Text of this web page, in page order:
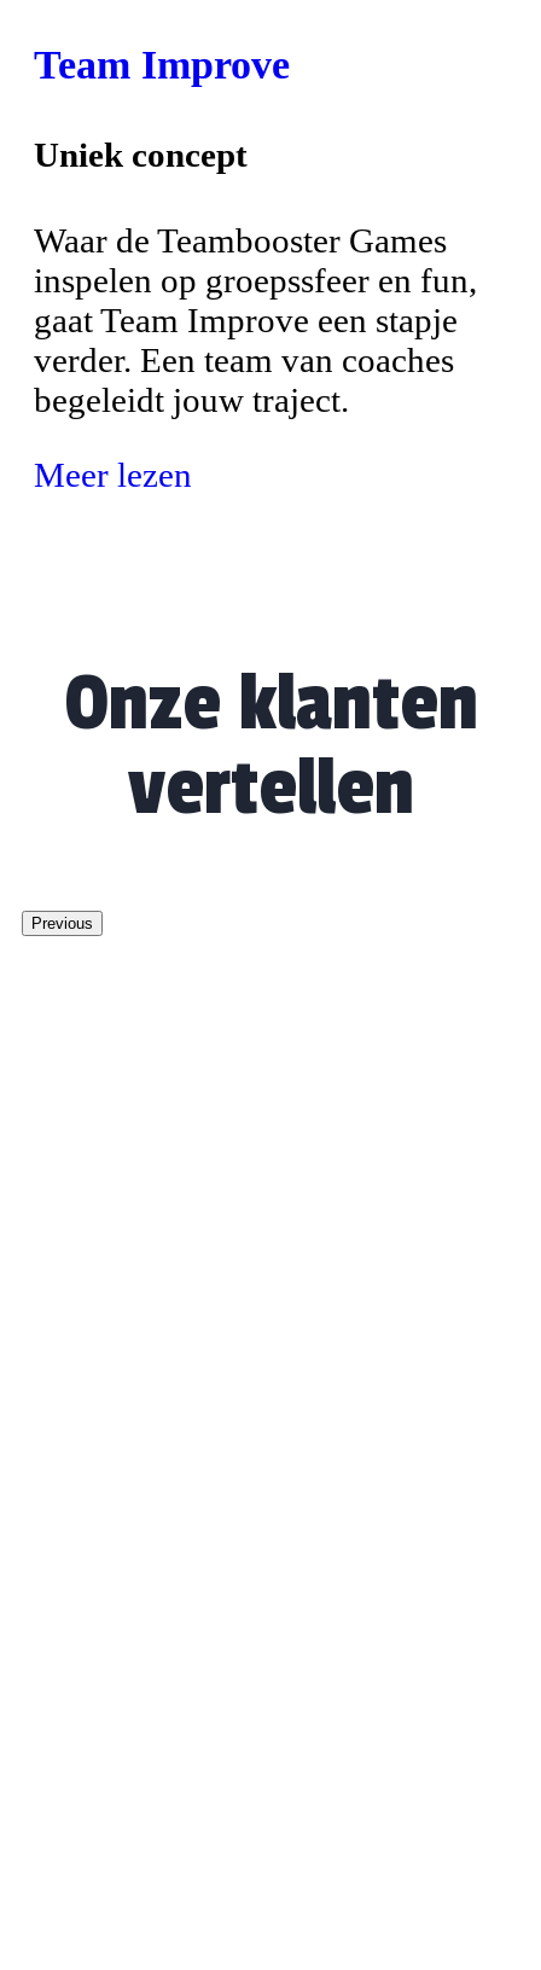
Team Improve
Uniek concept
Waar de Teambooster Games
inspelen op groepssfeer en fun,
gaat Team Improve een stapje
verder. Een team van coaches
begeleidt jouw traject.
Meer lezen
Onze klanten
vertellen
Previous